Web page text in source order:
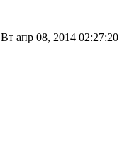
Вт апр 08, 2014 02:27:20